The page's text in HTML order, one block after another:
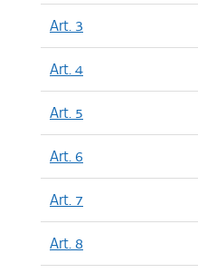
Art. 3
Art. 4
Art. 5
Art. 6
Art. 7
Art. 8